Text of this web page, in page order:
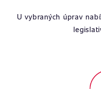
U vybraných úprav